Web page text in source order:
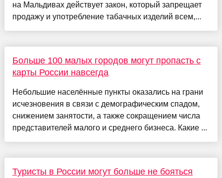
на Мальдивах действует закон, который запрещает
продажу и употребление табачных изделий всем,...
Больше 100 малых городов могут пропасть с
карты России навсегда
Небольшие населённые пункты оказались на грани
исчезновения в связи с демографическим спадом,
снижением занятости, а также сокращением числа
представителей малого и среднего бизнеса. Какие ...
Туристы в России могут больше не бояться